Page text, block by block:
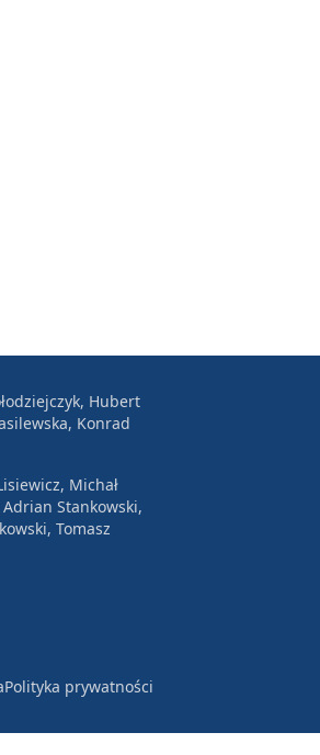
Hubert
Konrad
Michał
Stankowski,
Tomasz
Polityka prywatności